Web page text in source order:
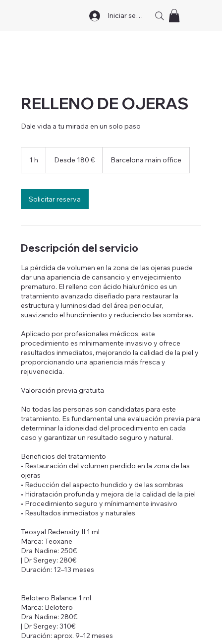
Iniciar sesión
RELLENO DE OJERAS
Dale vida a tu mirada en un solo paso
1 h
eurosDesde 180 € Barcelona main office
Solicitar reserva
Descripción del servicio
La pérdida de volumen en la zona de las ojeras puede
dar una apariencia de cansancio y envejecimiento
prematuro. El relleno con ácido hialurónico es un
tratamiento avanzado diseñado para restaurar la
estructura y luminosidad del área periocular,
suavizando el hundimiento y reduciendo las sombras.
Aplicado por profesionales médicos, este
procedimiento es mínimamente invasivo y ofrece
resultados inmediatos, mejorando la calidad de la piel y
proporcionando una apariencia más fresca y
rejuvenecida.
Valoración previa gratuita
No todas las personas son candidatas para este
tratamiento. Es fundamental una evaluación previa para
determinar la idoneidad del procedimiento en cada
caso y garantizar un resultado seguro y natural.
Beneficios del tratamiento
• Restauración del volumen perdido en la zona de las
ojeras
• Reducción del aspecto hundido y de las sombras
• Hidratación profunda y mejora de la calidad de la piel
• Procedimiento seguro y mínimamente invasivo
• Resultados inmediatos y naturales
Teosyal Redensity II 1 ml
Marca: Teoxane
Dra Nadine: 250€
| Dr Sergey: 280€
Duración: 12–13 meses
Belotero Balance 1 ml
Marca: Belotero
Dra Nadine: 280€
| Dr Sergey: 310€
Duración: aprox. 9–12 meses